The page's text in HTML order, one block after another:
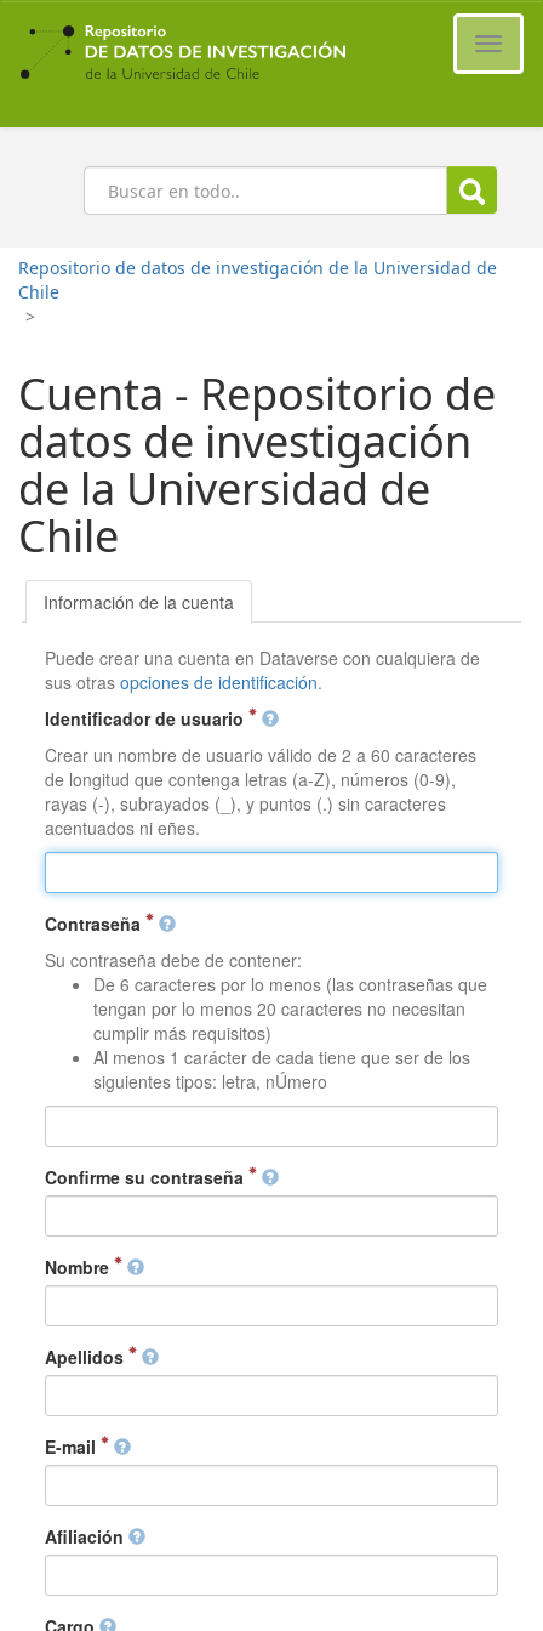
Ir
contenido
principal
Buscar
Repositorio de datos de investigación de la Universidad de
Chile
>
Cuenta - Repositorio de
datos de investigación
de la Universidad de
Chile
Información de la cuenta
Puede crear una cuenta en Dataverse con cualquiera de
sus otrasopciones de identificación.
Identificador de usuario
Crear un nombre de usuario válido de 2 a 60 caracteres
de longitud que contenga letras (a-Z), números (0-9),
rayas (-), subrayados (_), y puntos (.) sin caracteres
acentuados ni eñes.
Contraseña
Su contraseña debe de contener:
De 6 caracteres por lo menos (las contraseñas que
tengan por lo menos 20 caracteres no necesitan
cumplir más requisitos)
Al menos 1 carácter de cada tiene que ser de los
siguientes tipos: letra, nÚmero
Confirme su contraseña
Nombre
Apellidos
E-mail
Afiliación
Cargo